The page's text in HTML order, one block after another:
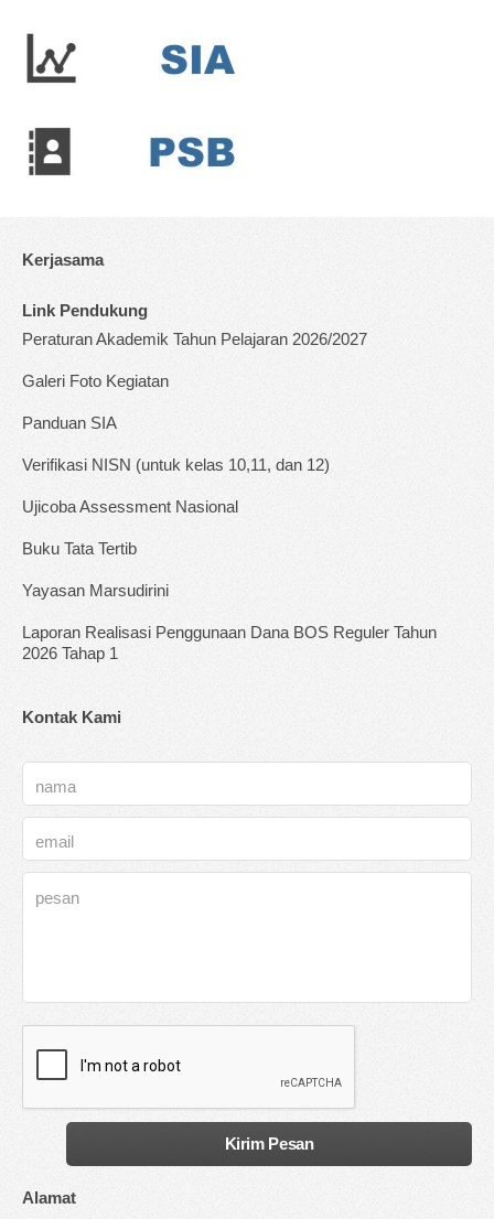
Kerjasama
Link Pendukung
Peraturan Akademik Tahun Pelajaran 2026/2027
Galeri Foto Kegiatan
Panduan SIA
Verifikasi NISN (untuk kelas 10,11, dan 12)
Ujicoba Assessment Nasional
Buku Tata Tertib
Yayasan Marsudirini
Laporan Realisasi Penggunaan Dana BOS Reguler Tahun
2026 Tahap 1
Kontak Kami
Alamat